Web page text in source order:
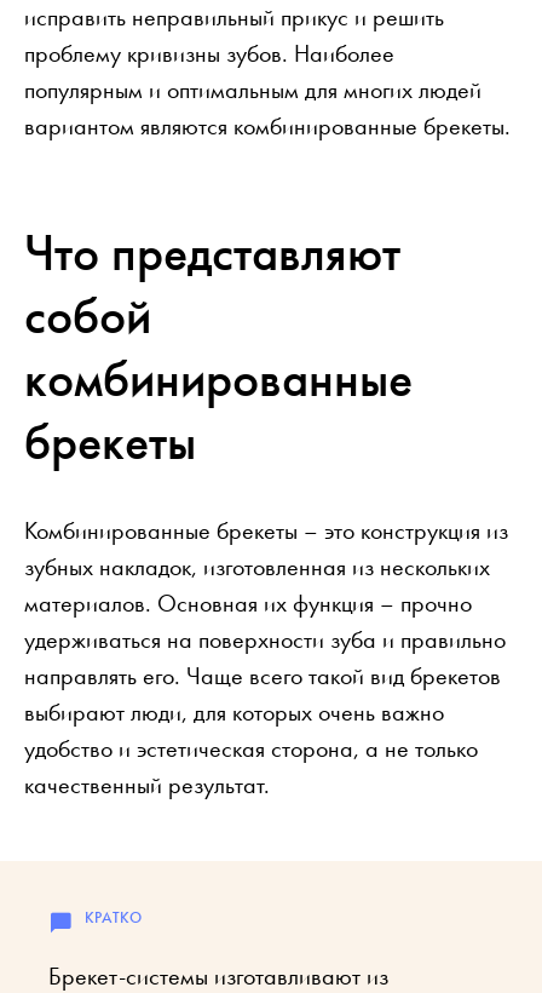
исправить неправильный прикус и решить
проблему кривизны зубов. Наиболее
популярным и оптимальным для многих людей
вариантом являются комбинированные брекеты.
Что представляют
собой
комбинированные
брекеты
Комбинированные брекеты – это конструкция из
зубных накладок, изготовленная из нескольких
материалов. Основная их функция – прочно
удерживаться на поверхности зуба и правильно
направлять его. Чаще всего такой вид брекетов
выбирают люди, для которых очень важно
удобство и эстетическая сторона, а не только
качественный результат.
Брекет-системы изготавливают из